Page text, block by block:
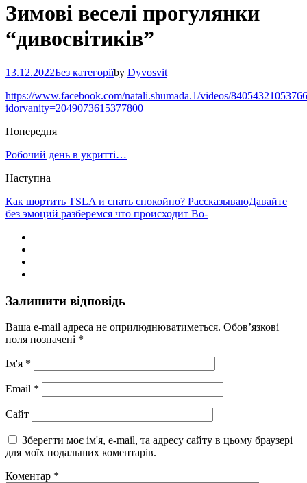
Зимові веселі прогулянки
“дивосвітиків”
13.12.2022Без категоріїby Dyvosvit
https://www.facebook.com/natali.shumada.1/videos/
idorvanity=2049073615377800
Попередня
Робочий день в укритті…
Наступна
Как шортить TSLA и спать спокойно? РассказываюДавайте
без эмоций разберемся что происходит Во-
Залишити відповідь
Ваша e-mail адреса не оприлюднюватиметься. Обов’язкові
поля позначені *
Ім'я *
Email *
Сайт
Зберегти моє ім'я, e-mail, та адресу сайту в цьому браузері
для моїх подальших коментарів.
Коментар *